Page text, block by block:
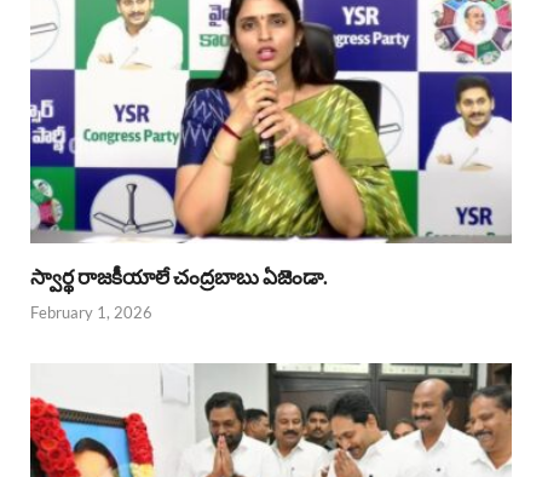
స్వార్థ రాజకీయాలే చంద్రబాబు ఏజెండా.
February 1, 2026